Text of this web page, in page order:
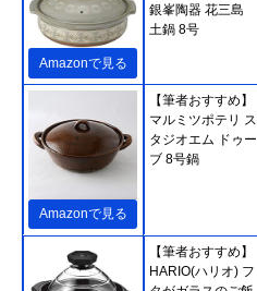
Amazonで見る
銀峯陶器 花三島
土鍋 8号
Amazonで見る
【筆者おすすめ】
マルミツポテリ ス
タジオエム ドゥー
ブ 8号鍋
【筆者おすすめ】
HARIO(ハリオ) フ